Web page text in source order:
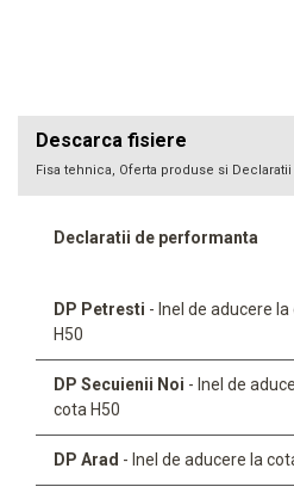
Descarca fisiere
Fisa tehnica, Oferta produse si
Declaratii de performanta
DP Petresti - Inel de aducere
H50
DP Secuienii Noi - Inel de
cota H50
DP Arad - Inel de aducere la